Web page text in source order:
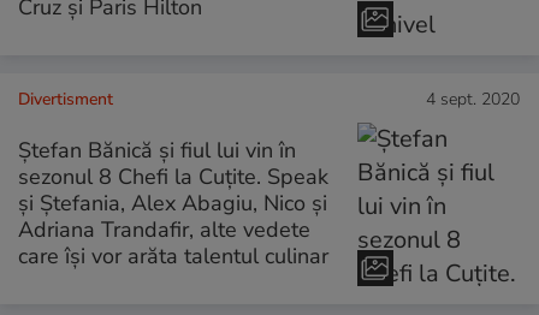
Cruz și Paris Hilton
Divertisment 4 sept. 2020
Ștefan Bănică și fiul lui vin în
sezonul 8 Chefi la Cuțite. Speak
și Ștefania, Alex Abagiu, Nico și
Adriana Trandafir, alte vedete
care își vor arăta talentul culinar